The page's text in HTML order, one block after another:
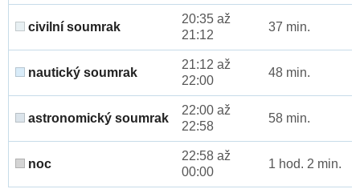
civilní soumrak
20:35 až
21:12
37 min.
nautický soumrak
21:12 až
22:00
48 min.
astronomický soumrak
22:00 až
22:58
58 min.
noc
22:58 až
00:00
1 hod. 2 min.